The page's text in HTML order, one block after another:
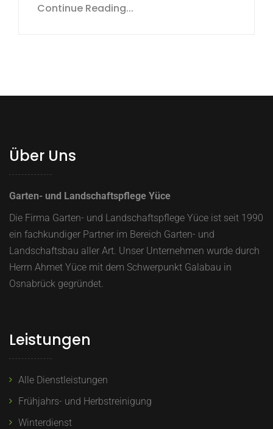
Continue Reading...
Über Uns
Garten- und Landschaftspflege Yüce
Die Firma Garten- und Landschaftspflege Yüce ist seit 1990
ein fachkundiger Partner im Bereich Garten- und
Landschaftsbau aller Art. Unser Unternehmen wurde durch
Herrn Ahmet Yüce mit dem Schwerpunkt Galabau in
Osnabrück gegründet.
Leistungen
Alle Dienstleistungen
Frühjahrs- und Herbstreinigung
Winterdienst